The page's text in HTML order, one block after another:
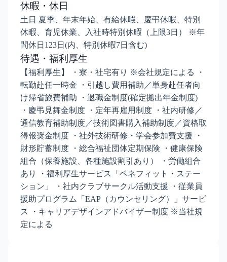
休暇・休日
土日 夏季、年末年始、有給休暇、慶弔休暇、特別
休暇、育児休業、入社時特別休暇（上限3日） ※年
間休日123日(内、特別休暇7日含む)
待遇・福利厚生
【福利厚生】 ・寮・社宅有り ※会社規定による ・
転勤赴任一時金 ・引越し費用補助／単身赴任者向
け帰省旅費補助 ・退職金制度(確定拠出年金制度)
・慶弔見舞金制度 ・定年再雇用制度 ・社内研修／
通信教育補助制度／技術図書購入補助制度／資格取
得報奨金制度 ・社外技術研修・学会参加費支援 ・
財形貯蓄制度 ・総合福祉団体定期保険 ・健康保険
組合（保養施設、各種施設割引あり） ・労働組合
あり ・福利厚生サービス「ベネフィット・ステー
ション」 ・社内クラブサークル活動支援 ・従業員
援助プログラム「EAP（カウンセリング）」サービ
ス ・キャリアデザインアドバイザー制度 ※当社規
定による